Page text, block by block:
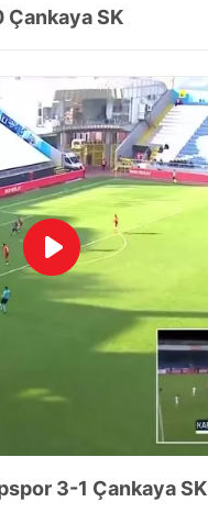
Çankaya SK
3-1 Çankaya SK